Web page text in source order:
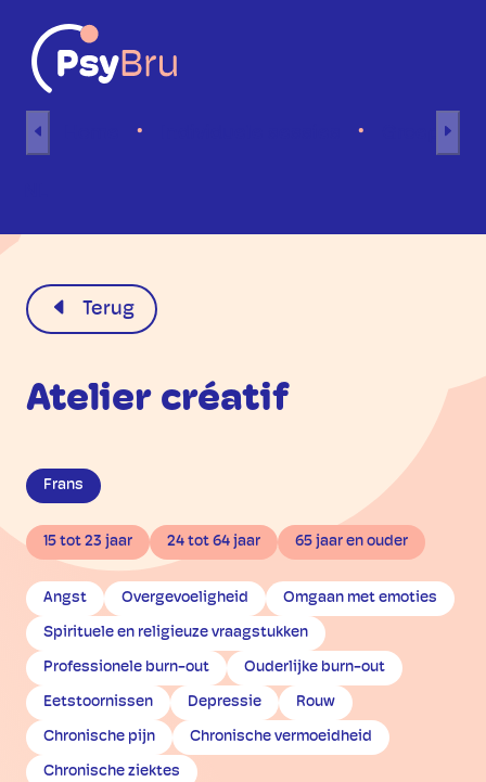
Terug
Atelier créatif
Frans
15 tot 23 jaar 24 tot 64 jaar 65 jaar en ouder
Angst Overgevoeligheid Omgaan met emoties
Spirituele en religieuze vraagstukken
Professionele burn-out Ouderlijke burn-out
Eetstoornissen Depressie Rouw
Chronische pijn Chronische vermoeidheid
Chronische ziektes